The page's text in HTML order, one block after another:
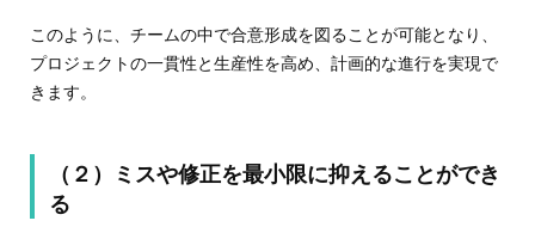
このように、チームの中で合意形成を図ることが可能となり、
プロジェクトの一貫性と生産性を高め、計画的な進行を実現で
きます。
（２）ミスや修正を最小限に抑えることができ
る